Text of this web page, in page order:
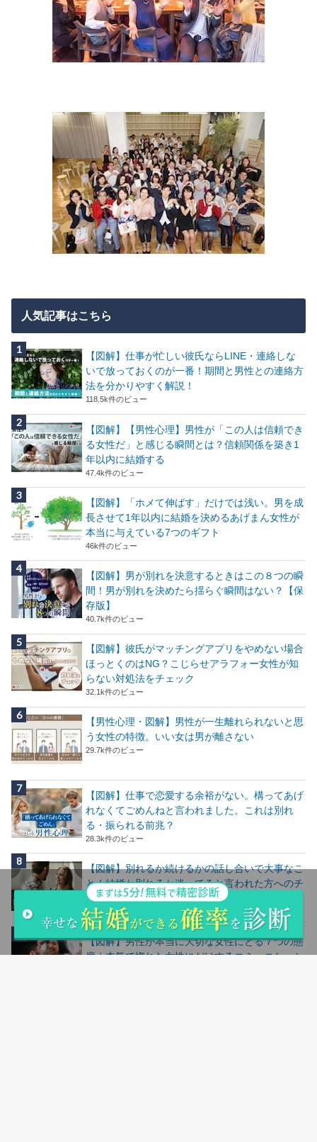
人気記事はこちら
【図解】仕事が忙しい彼氏ならLINE・連絡しな
いで放っておくのが一番！期間と男性との連絡方
法を分かりやすく解説！
118.5k件のビュー
【図解】【男性心理】男性が「この人は信頼でき
る女性だ」と感じる瞬間とは？信頼関係を築き1
年以内に結婚する
47.4k件のビュー
【図解】「ホメて伸ばす」だけでは浅い。男を成
長させて1年以内に結婚を決めるあげまん女性が
本当に与えている7つのギフト
46k件のビュー
【図解】男が別れを決意するときはこの８つの瞬
間！男が別れを決めたら揺らぐ瞬間はない？【保
存版】
40.7k件のビュー
【図解】彼氏がマッチングアプリをやめない場合
ほっとくのはNG？こじらせアラフォー女性が知
らない対処法をチェック
32.1k件のビュー
【男性心理・図解】男性が一生離れられないと思
う女性の特徴。いい女は男が離さない
29.7k件のビュー
【図解】仕事で恋愛する余裕がない。構ってあげ
れなくてごめんねと言われました。これは別れ
る・振られる前兆？
28.3k件のビュー
【図解】別れるか続けるかの話し合いで大事なこ
と！結婚か別れるか迷ってると言われた方へのチ
ェックリスト
28.2k件のビュー
【図解】男性が本当に大切な女性にとる７つの態
度｜本気で惚れた女性にだけするコミュニケーシ